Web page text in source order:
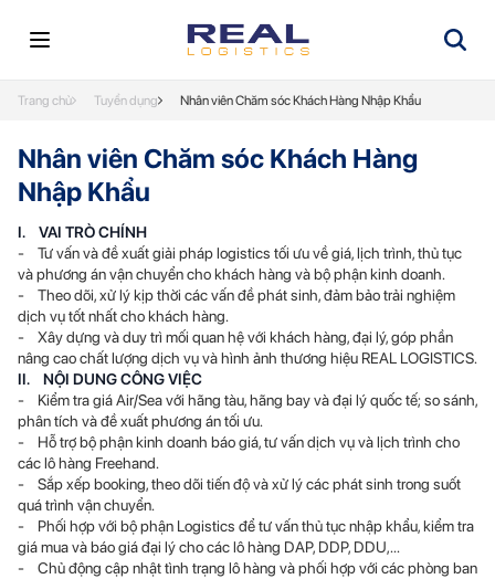
Trang chủ Tuyển dụng Nhân viên Chăm sóc Khách Hàng Nhập Khẩu
Nhân viên Chăm sóc Khách Hàng
Nhập Khẩu
I. VAI TRÒ CHÍNH
- Tư vấn và đề xuất giải pháp logistics tối ưu về giá, lịch trình, thủ tục
và phương án vận chuyển cho khách hàng và bộ phận kinh doanh.
- Theo dõi, xử lý kịp thời các vấn đề phát sinh, đảm bảo trải nghiệm
dịch vụ tốt nhất cho khách hàng.
- Xây dựng và duy trì mối quan hệ với khách hàng, đại lý, góp phần
nâng cao chất lượng dịch vụ và hình ảnh thương hiệu REAL LOGISTICS.
II. NỘI DUNG CÔNG VIỆC
- Kiểm tra giá Air/Sea với hãng tàu, hãng bay và đại lý quốc tế; so sánh,
phân tích và đề xuất phương án tối ưu.
- Hỗ trợ bộ phận kinh doanh báo giá, tư vấn dịch vụ và lịch trình cho
các lô hàng Freehand.
- Sắp xếp booking, theo dõi tiến độ và xử lý các phát sinh trong suốt
quá trình vận chuyển.
- Phối hợp với bộ phận Logistics để tư vấn thủ tục nhập khẩu, kiểm tra
giá mua và báo giá đại lý cho các lô hàng DAP, DDP, DDU,...
- Chủ động cập nhật tình trạng lô hàng và phối hợp với các phòng ban